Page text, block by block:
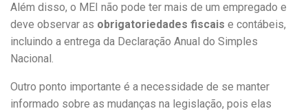
Além disso, o MEI não pode ter mais de um empregado e
deve observar as obrigatoriedades fiscais e contábeis,
incluindo a entrega da Declaração Anual do Simples
Nacional.
Outro ponto importante é a necessidade de se manter
informado sobre as mudanças na legislação, pois elas